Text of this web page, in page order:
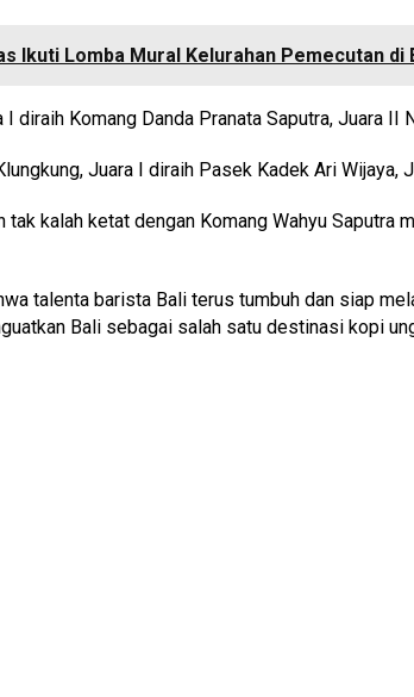
Ikuti Lomba Mural Kelurahan Pemecutan di
diraih Komang Danda Pranata Saputra, Juara
Juara I diraih Pasek Kadek Ari
tak kalah ketat dengan Komang Wahyu
talenta barista Bali terus tumbuh dan siap
Bali sebagai salah satu destinasi kopi